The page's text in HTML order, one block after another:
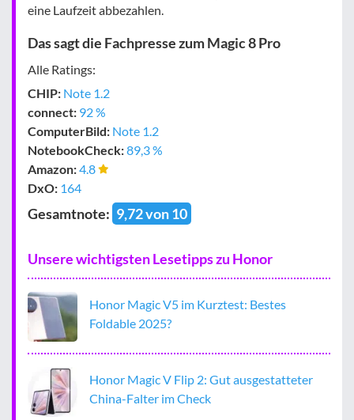
eine Laufzeit abbezahlen.
Das sagt die Fachpresse zum Magic 8 Pro
Alle Ratings:
CHIP: Note 1.2
connect: 92 %
Computer­Bild: Note 1.2
Notebook­Check:89,3 %
Amazon:4.8
DxO: 164
Gesamtnote: 9,72 von 10
Unsere wichtigsten Lesetipps zu Honor
Honor Magic V5 im Kurztest: Bestes
Foldable 2025?
Honor Magic V Flip 2: Gut ausgestatteter
China-Falter im Check